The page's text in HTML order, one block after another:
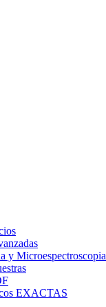
y Microespectroscopia
EXACTAS